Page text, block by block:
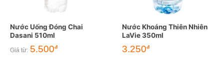
Nước Uống Đóng Chai
Dasani 510ml
Giá từ: 5.500đ
Nước Khoáng Thiên Nhiên
LaVie 350ml
3.250đ